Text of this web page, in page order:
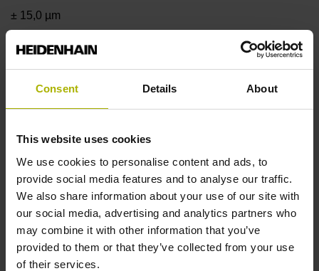
Consent Details About
This website uses cookies
We use cookies to personalise content and ads, to
provide social media features and to analyse our traffic.
We also share information about your use of our site with
our social media, advertising and analytics partners who
may combine it with other information that you’ve
provided to them or that they’ve collected from your use
of their services.
± 15,0 µm
Messlänge
320 mm
Positionswert am
Messbeginn
ohne festen Codestartwert